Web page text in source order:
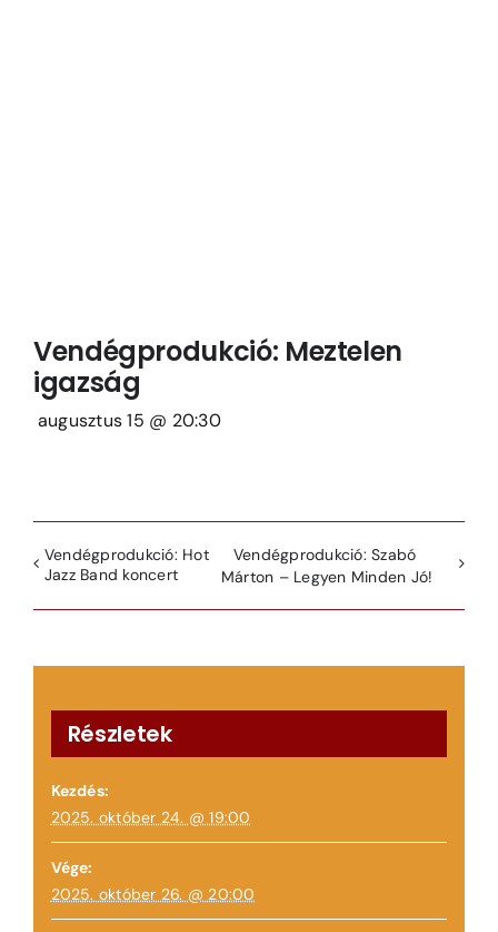
Vendégprodukció: Meztelen
igazság
augusztus 15 @ 20:30
Vendégprodukció: Hot
Jazz Band koncert
Vendégprodukció: Szabó
Márton – Legyen Minden Jó!
Részletek
Kezdés:
2025. október 24. @ 19:00
Vége:
2025. október 26. @ 20:00